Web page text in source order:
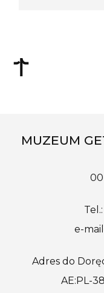
MUZEUM
00
e-
Adres do
AE:PL-